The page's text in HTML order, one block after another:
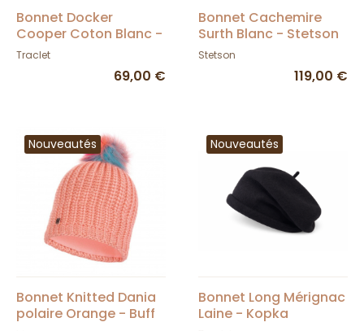
Bonnet Docker
Cooper Coton Blanc -
Mtm
Traclet
69,00 €
Bonnet Cachemire
Surth Blanc - Stetson
Stetson
119,00 €
Nouveautés
Bonnet Knitted Dania
polaire Orange - Buff
Nouveautés
Bonnet Long Mérignac
Laine - Kopka